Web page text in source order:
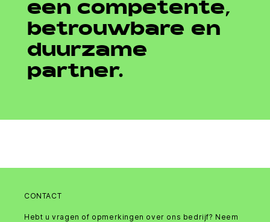
een competente,
betrouwbare en
duurzame
partner.
CONTACT
Hebt u vragen of opmerkingen over ons bedrijf? Neem